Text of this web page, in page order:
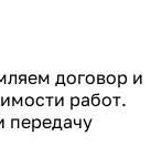
договор и
работ.
передачу